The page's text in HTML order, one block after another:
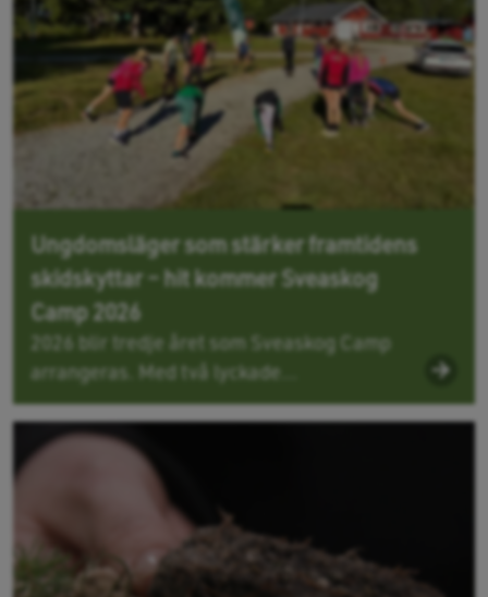
Ungdomsläger som stärker framtidens
skidskyttar – hit kommer Sveaskog
Camp 2026
2026 blir tredje året som Sveaskog Camp
arrangeras. Med två lyckade...